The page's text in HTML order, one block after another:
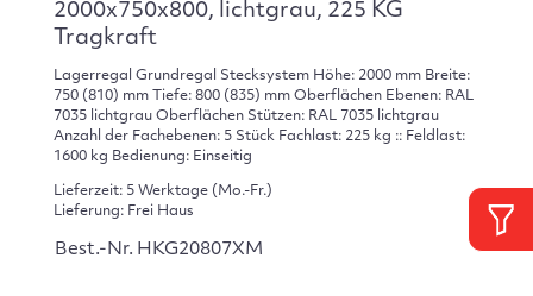
2000x750x800, lichtgrau, 225 KG
Tragkraft
Lagerregal Grundregal Stecksystem Höhe: 2000 mm Breite:
750 (810) mm Tiefe: 800 (835) mm Oberflächen Ebenen: RAL
7035 lichtgrau Oberflächen Stützen: RAL 7035 lichtgrau
Anzahl der Fachebenen: 5 Stück Fachlast: 225 kg :: Feldlast:
1600 kg Bedienung: Einseitig
Lieferzeit: 5 Werktage (Mo.-Fr.)
Lieferung: Frei Haus
Best.-Nr. HKG20807XM